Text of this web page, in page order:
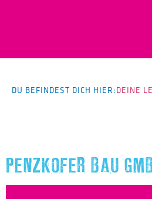
DU BEFINDEST DICH HIER:DEINE
PENZKOFER BAU